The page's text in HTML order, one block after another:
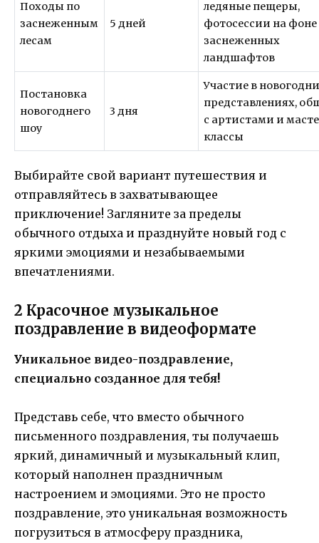
Походы по
заснеженным
лесам
5 дней
ледяные пещеры,
фотосессии на фоне
заснеженных
ландшафтов
Постановка
новогоднего
шоу
3 дня
Участие в
представлениях,
с артистами и
классы
Выбирайте свой вариант путешествия и
отправляйтесь в захватывающее
приключение! Загляните за пределы
обычного отдыха и празднуйте новый год с
яркими эмоциями и незабываемыми
впечатлениями.
2 Красочное музыкальное
поздравление в видеоформате
Уникальное видео-поздравление,
специально созданное для тебя!
Представь себе, что вместо обычного
письменного поздравления, ты получаешь
яркий, динамичный и музыкальный клип,
который наполнен праздничным
настроением и эмоциями. Это не просто
поздравление, это уникальная возможность
погрузиться в атмосферу праздника,